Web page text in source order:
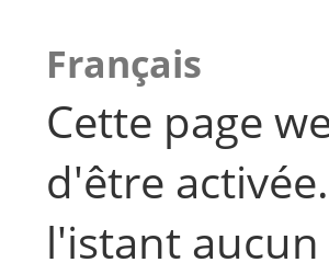
Français
Cette page
d'être
l'istant